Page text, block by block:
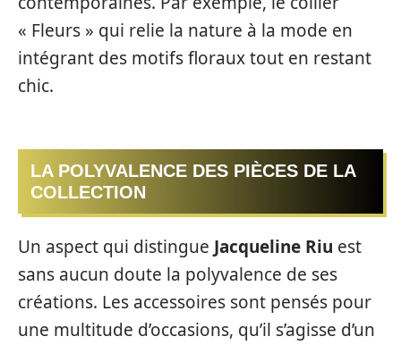
« Fleurs » qui relie la nature à la mode en
intégrant des motifs floraux tout en restant
chic.
LA POLYVALENCE DES PIÈCES DE LA
COLLECTION
Un aspect qui distingue Jacqueline Riu est
sans aucun doute la polyvalence de ses
créations. Les accessoires sont pensés pour
une multitude d’occasions, qu’il s’agisse d’un